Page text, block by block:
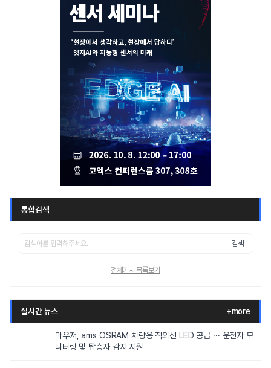
통합검색
검색
전체기사 목록보기
실시간 뉴스 +more
마우저, ams OSRAM 차량용 적외선 LED 공급 ··· 운전자 모
니터링 및 탑승자 감지 지원